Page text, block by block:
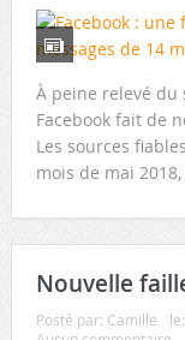
À peine relevé du
Facebook fait de
Les sources
mois de mai
Nouvelle
Posté par: Camille le: